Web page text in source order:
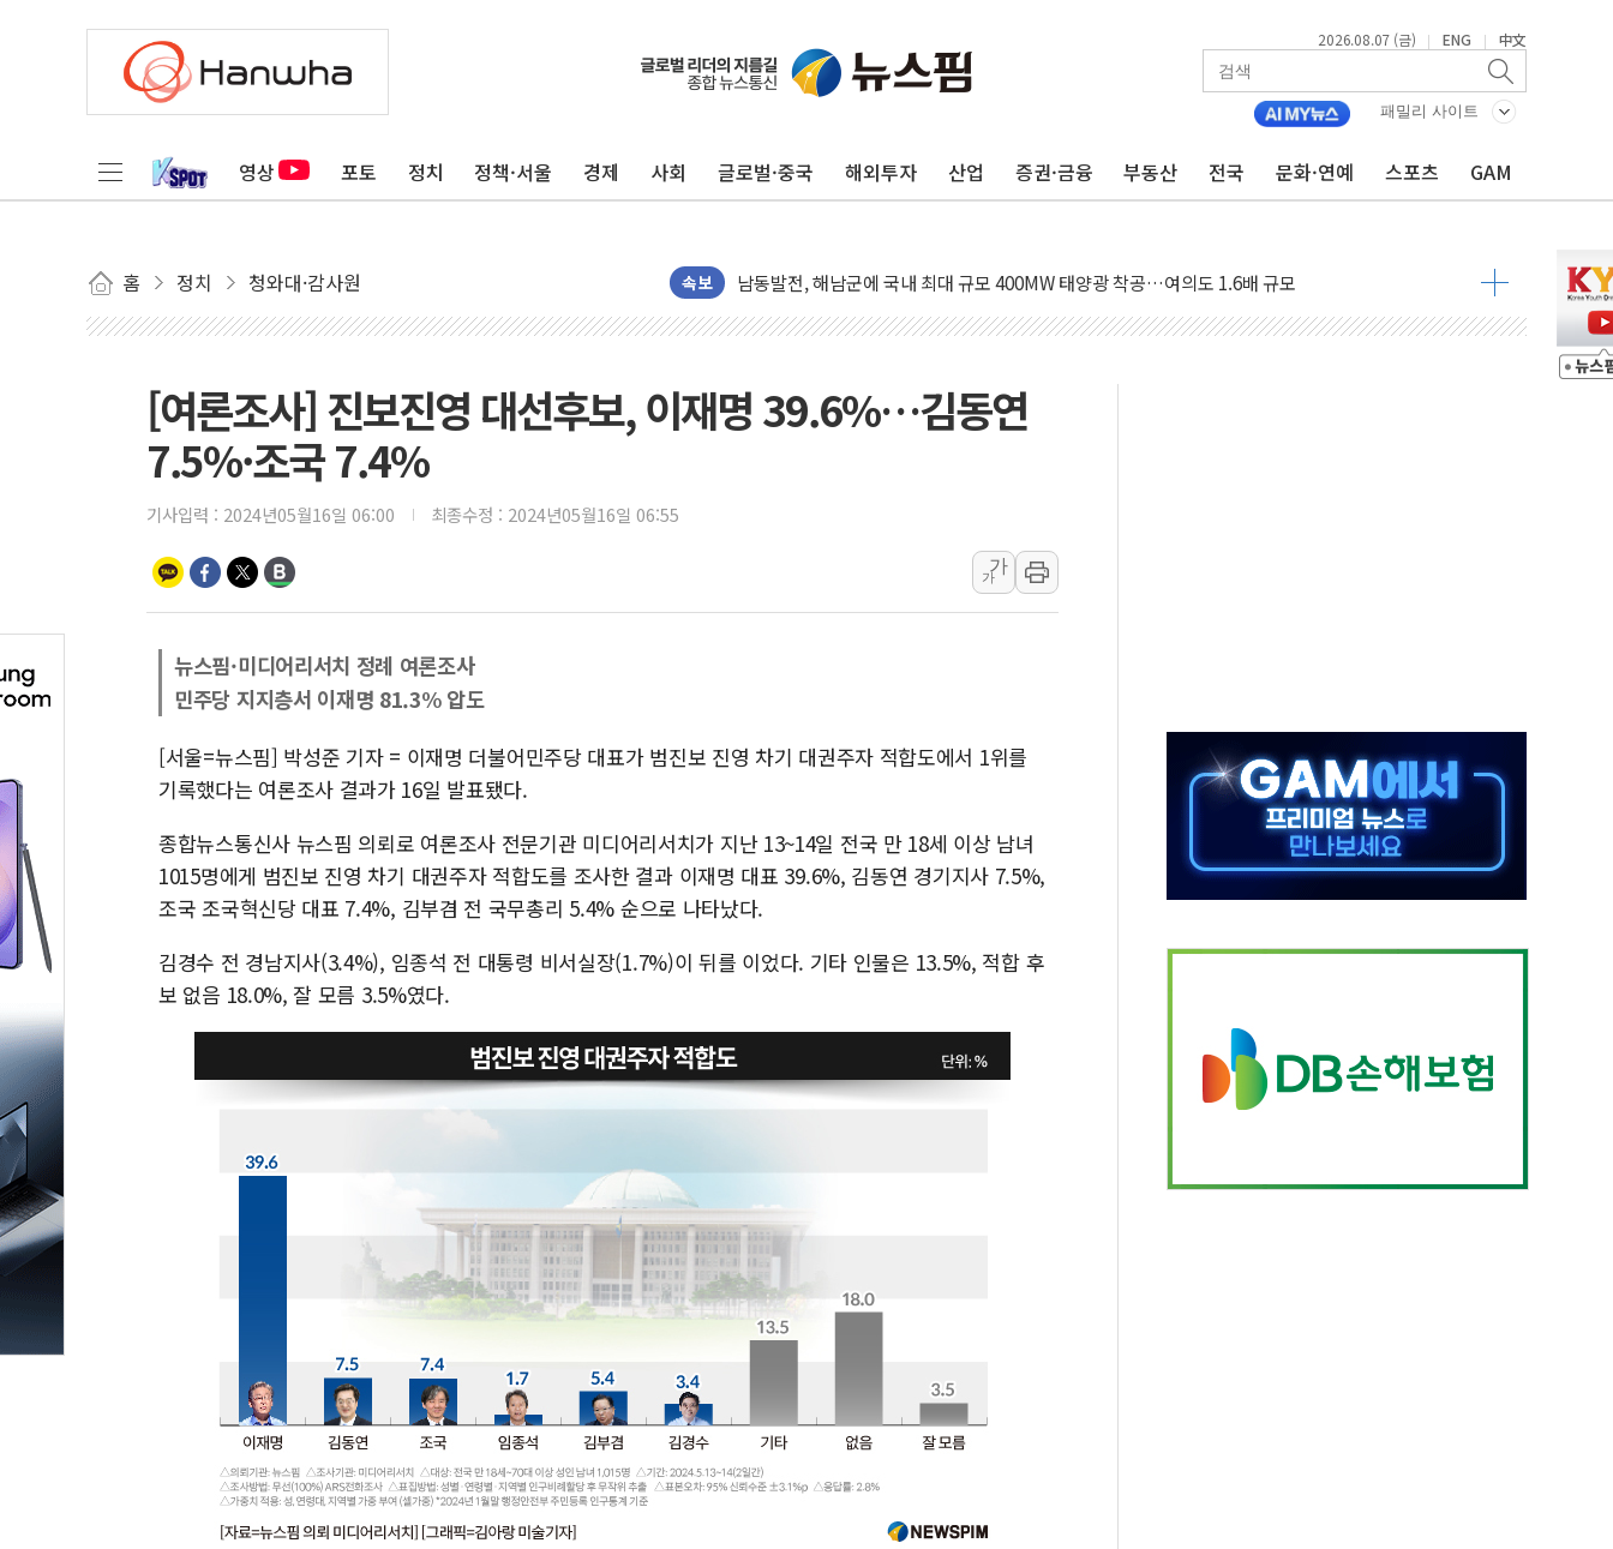
2026.08.07 (금) | ENG | 中文
패밀리 사이트
영상 포토 정치 정책·서울 경제 사회 글로벌·중국 해외투자 산업 증권·금융 부동산 전국 문화·연예 스포츠 GAM
홈 정치 청와대·감사원 속보
[사진] 빈살만과 에르도안의 만남
이란와이어 "이란 최고지도자 위독…곧 사망해도 놀랍지 않아"
[인도증시] 중동 불안 속 유가 상승에 소폭 하락...금융주 낙폭 커
황희 '폐버스 청년주택' SNS 글 역풍에 "정부정책 아냐" 해명
사우디·튀르키예·파키스탄, '공동방위협정' 체결… 수니파 국가들의 새 안보 협력 구도
신길동 신축도 3.3㎡당 7250만원…써밋 클라비온 59㎡ 18억원대
[베트남 증시] 유동성 부진 지속, 강보합 마감...석유·가스주 올랐지만 빈그룹이 상쇄
'찜통더위'에 전력수요 역대 최고치 경신…한낮 총수요 104.3GW 기록
포스코홀딩스, 포스코인터·DX 지분 일부 매각
"文정부 악몽 재현 안돼"...李 부동산 세제안에 與 내부서 '총선·대선 직격탄' 우려
[여론조사] 진보진영 대선후보, 이재명 39.6%…김동연
7.5%·조국 7.4%
기사입력 : 2024년05월16일 06:00 최종수정 : 2024년05월16일 06:55
가
가
뉴스핌·미디어리서치 정례 여론조사
민주당 지지층서 이재명 81.3% 압도
[서울=뉴스핌] 박성준 기자 = 이재명 더불어민주당 대표가 범진보 진영 차기 대권주자 적합도에서 1위를
기록했다는 여론조사 결과가 16일 발표됐다.
종합뉴스통신사 뉴스핌 의뢰로 여론조사 전문기관 미디어리서치가 지난 13~14일 전국 만 18세 이상 남녀
1015명에게 범진보 진영 차기 대권주자 적합도를 조사한 결과 이재명 대표 39.6%, 김동연 경기지사 7.5%,
조국 조국혁신당 대표 7.4%, 김부겸 전 국무총리 5.4% 순으로 나타났다.
김경수 전 경남지사(3.4%), 임종석 전 대통령 비서실장(1.7%)이 뒤를 이었다. 기타 인물은 13.5%, 적합 후
보 없음 18.0%, 잘 모름 3.5%였다.